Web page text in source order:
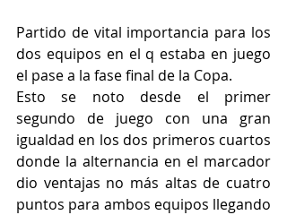
Partido de vital importancia para los
dos equipos en el q estaba en juego
el pase a la fase final de la Copa.
Esto se noto desde el primer
segundo de juego con una gran
igualdad en los dos primeros cuartos
donde la alternancia en el marcador
dio ventajas no más altas de cuatro
puntos para ambos equipos llegando